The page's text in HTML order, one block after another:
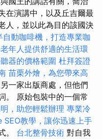
在演講中，以及丘吉爾最
人，並以此為目的該國決
自動咖啡機，打造專業咖
年人提供舒適的生活環
器的價格範圍 杜拜簽證
苗栗外燴，為您帶來高
一家出版商處，但他們
。 原始包裝中的一個常
，助您輕鬆辦理 專業冷
SEO教學，讓你迅速上手
。 台北整骨技術 對自我